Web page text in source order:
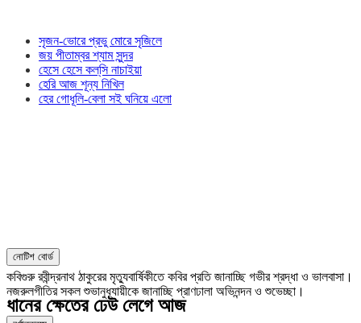
সৃজন-ভোরে প্রভু মোরে সৃজিলে
জয় পীতাম্বর শ্যাম সুন্দর
হেসে হেসে কল্‌সি নাচাইয়া
হেরি আজ শূন্য নিখিল
হের গোধূলি-বেলা সই ঘনিয়ে এলো
নোটিশ বোর্ড
কবিগুরু রবীন্দ্রনাথ ঠাকুরের মৃত্যুবার্ষিকীতে কবির প্রতি জানাচ্ছি গভীর শ্রদ্ধা ও ভালবাসা।
নজরুলগীতির সকল শুভানুধ্যায়ীকে জানাচ্ছি প্রাণঢালা অভিনন্দন ও শুভেচ্ছা।
ধানের ক্ষেতের ঢেউ লেগে আজ